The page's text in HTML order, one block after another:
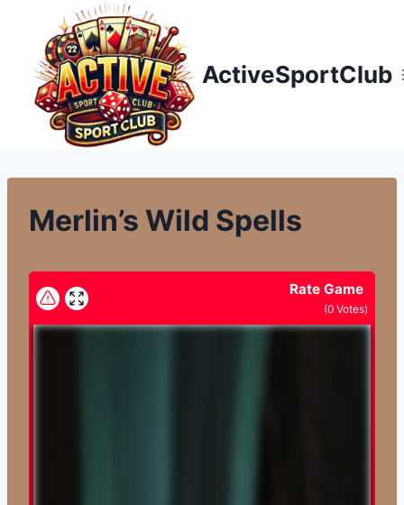
obsah
ActiveSportClub
Merlin’s Wild Spells
Rate Game
(0 Votes)